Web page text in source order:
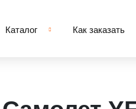
Каталог Как заказать